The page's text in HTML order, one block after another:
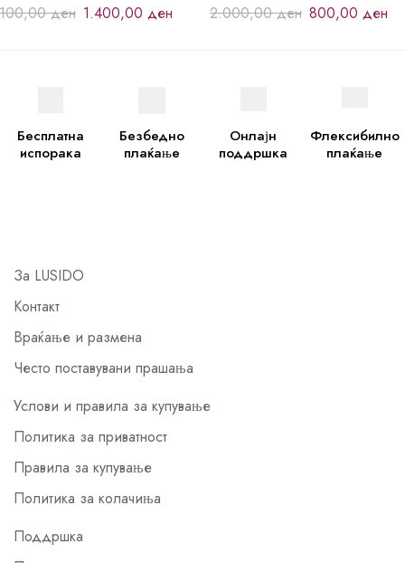
ден 1.400,00 ден 2.000,00ден 800,00 ден
Бесплатна
испорака
Безбедно
плаќање
Онлајн
поддршка
Флексибилно
плаќање
За LUSIDO
Контакт
Враќање и размена
Често поставувани прашања
Услови и правила за купување
Политика за приватност
Правила за купување
Политика за колачиња
Поддршка